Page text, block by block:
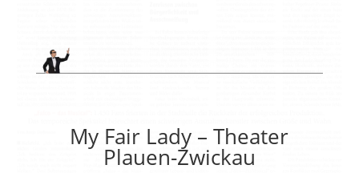
My Fair Lady – Theater
Plauen-Zwickau